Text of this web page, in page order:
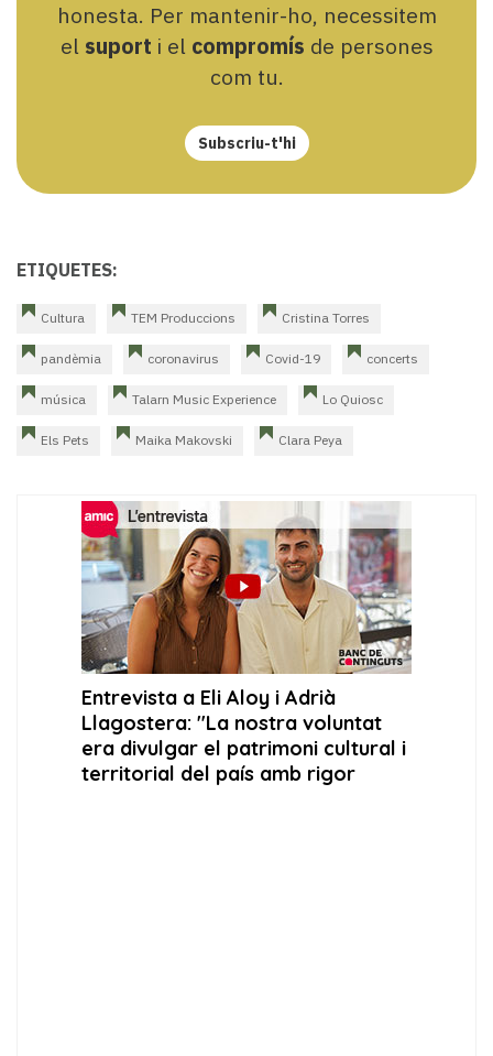
honesta. Per mantenir-ho, necessitem
el suport i el compromís de persones
com tu.
Subscriu-t'hi
ETIQUETES:
Cultura TEM Produccions Cristina Torres
pandèmia coronavirus Covid-19 concerts
música Talarn Music Experience Lo Quiosc
Els Pets Maika Makovski Clara Peya